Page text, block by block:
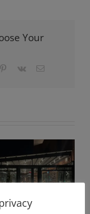
Your
Pinterest
Vk Email
Κατασκευή και
τοποθέτηση
πέργγολας σε
στο Korfu